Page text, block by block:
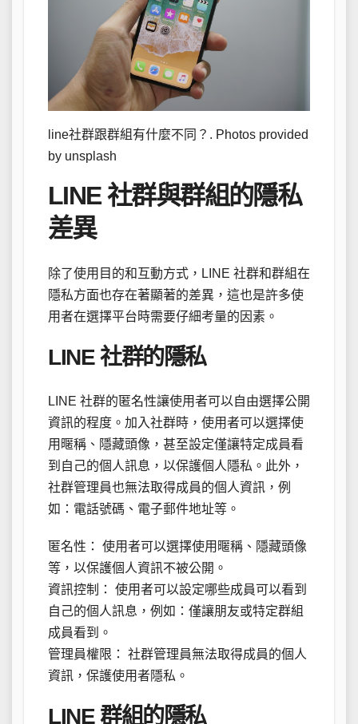
line社群跟群組有什麼不同？. Photos provided
by unsplash
LINE 社群與群組的隱私
差異
除了使用目的和互動方式，LINE 社群和群組在
隱私方面也存在著顯著的差異，這也是許多使
用者在選擇平台時需要仔細考量的因素。
LINE 社群的隱私
LINE 社群的匿名性讓使用者可以自由選擇公開
資訊的程度。加入社群時，使用者可以選擇使
用暱稱、隱藏頭像，甚至設定僅讓特定成員看
到自己的個人訊息，以保護個人隱私。此外，
社群管理員也無法取得成員的個人資訊，例
如：電話號碼、電子郵件地址等。
匿名性： 使用者可以選擇使用暱稱、隱藏頭像
等，以保護個人資訊不被公開。
資訊控制： 使用者可以設定哪些成員可以看到
自己的個人訊息，例如：僅讓朋友或特定群組
成員看到。
管理員權限： 社群管理員無法取得成員的個人
資訊，保護使用者隱私。
LINE 群組的隱私